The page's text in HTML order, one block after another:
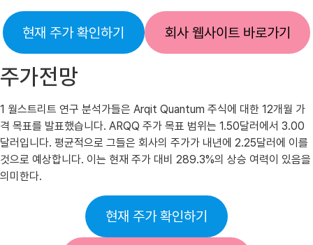
현재 주가 확인하기 회사 웹사이트 바로가기
주가전망
1 월스트리트 연구 분석가들은 Arqit Quantum 주식에 대한 12개월 가
격 목표를 발표했습니다. ARQQ 주가 목표 범위는 1.50달러에서 3.00
달러입니다. 평균적으로 그들은 회사의 주가가 내년에 2.25달러에 이를
것으로 예상합니다. 이는 현재 주가 대비 289.3%의 상승 여력이 있음을
의미한다.
현재 주가 확인하기